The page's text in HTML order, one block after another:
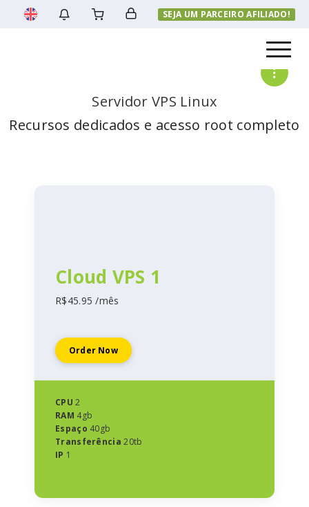
SEJA UM PARCEIRO AFILIADO!
Menu
Servidor VPS Linux
Recursos dedicados e acesso root completo
Cloud VPS 1
R$45.95 /mês
Order Now
CPU 2
RAM 4gb
Espaço 40gb
Transferência 20tb
IP 1